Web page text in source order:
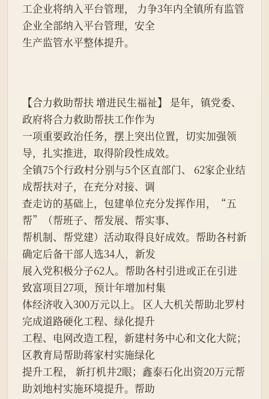
工企业将纳入平台管理， 力争3年内全镇所有监管
企业全部纳入平台管理，安全
生产监管水平整体提升。
【合力救助帮扶 增进民生福祉】 是年，镇党委、
政府将合力救助帮扶工作作为
一项重要政治任务，摆上突出位置，切实加强领
导，扎实推进，取得阶段性成效。
全镇75个行政村分别与5个区直部门、 62家企业结
成帮扶对子，在充分对接、调
查走访的基础上，包建单位充分发挥作用，“五
帮”（帮班子、帮发展、帮实事、
帮机制、帮党建）活动取得良好成效。帮助各村新
确定后备干部人选34人，新发
展入党积极分子62人。帮助各村引进或正在引进
致富项目27项，预计年增加村集
体经济收入300万元以上。 区人大机关帮助北罗村
完成道路硬化工程、绿化提升
工程、电网改造工程，新建村务中心和文化大院；
区教育局帮助蒋家村实施绿化
提升工程， 新打机井2眼；鑫泰石化出资20万元帮
助刘地村实施环境提升。帮助